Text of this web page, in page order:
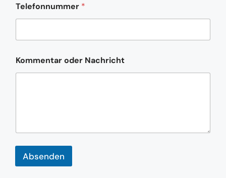
Telefonnummer *
o
m
a
h
Kommentar oder Nachricht
Absenden